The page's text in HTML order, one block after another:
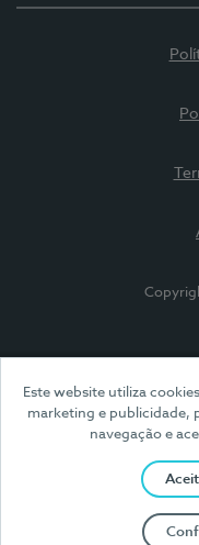
Este website utiliza
marketing e publicidade,
navegação e